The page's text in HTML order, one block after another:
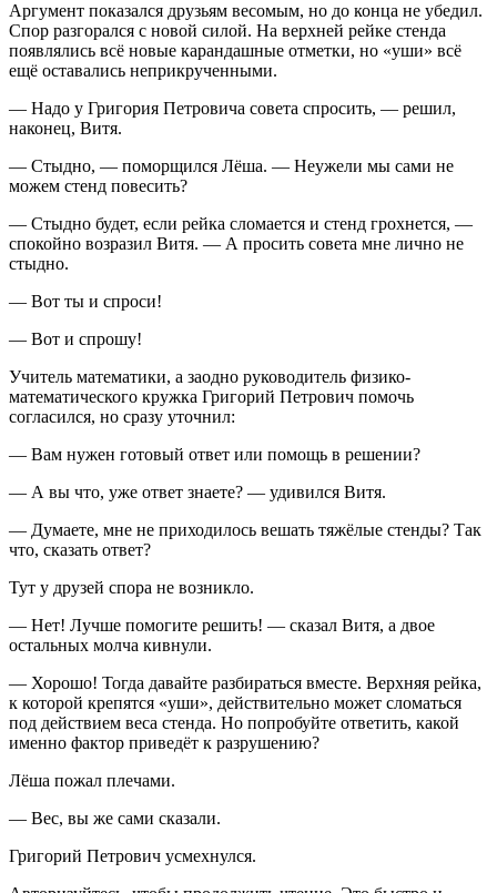
Аргумент показался друзьям весомым, но до конца не убедил.
Спор разгорался с новой силой. На верхней рейке стенда
появлялись всё новые карандашные отметки, но «уши» всё
ещё оставались неприкрученными.
— Надо у Григория Петровича совета спросить, — решил,
наконец, Витя.
— Стыдно, — поморщился Лёша. — Неужели мы сами не
можем стенд повесить?
— Стыдно будет, если рейка сломается и стенд грохнется, —
спокойно возразил Витя. — А просить совета мне лично не
стыдно.
— Вот ты и спроси!
— Вот и спрошу!
Учитель математики, а заодно руководитель физико-
математического кружка Григорий Петрович помочь
согласился, но сразу уточнил:
— Вам нужен готовый ответ или помощь в решении?
— А вы что, уже ответ знаете? — удивился Витя.
— Думаете, мне не приходилось вешать тяжёлые стенды? Так
что, сказать ответ?
Тут у друзей спора не возникло.
— Нет! Лучше помогите решить! — сказал Витя, а двое
остальных молча кивнули.
— Хорошо! Тогда давайте разбираться вместе. Верхняя рейка,
к которой крепятся «уши», действительно может сломаться
под действием веса стенда. Но попробуйте ответить, какой
именно фактор приведёт к разрушению?
Лёша пожал плечами.
— Вес, вы же сами сказали.
Григорий Петрович усмехнулся.